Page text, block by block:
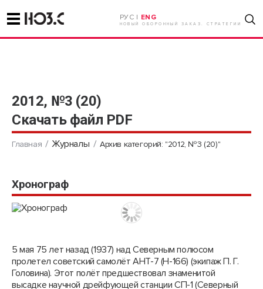
РУС | ENG
НОВЫЙ ОБОРОННЫЙ ЗАКАЗ. СТРАТЕГИИ
2012, №3 (20)
Скачать файл PDF
Главная Журналы Архив категорий: "2012, №3 (20)"
Хронограф
5 мая 75 лет назад (1937) над Северным полюсом
пролетел советский самолёт АНТ-7 (Н-166) (экипаж П. Г.
Головина). Этот полёт предшествовал знаменитой
высадке научной дрейфующей станции СП-1 (Северный